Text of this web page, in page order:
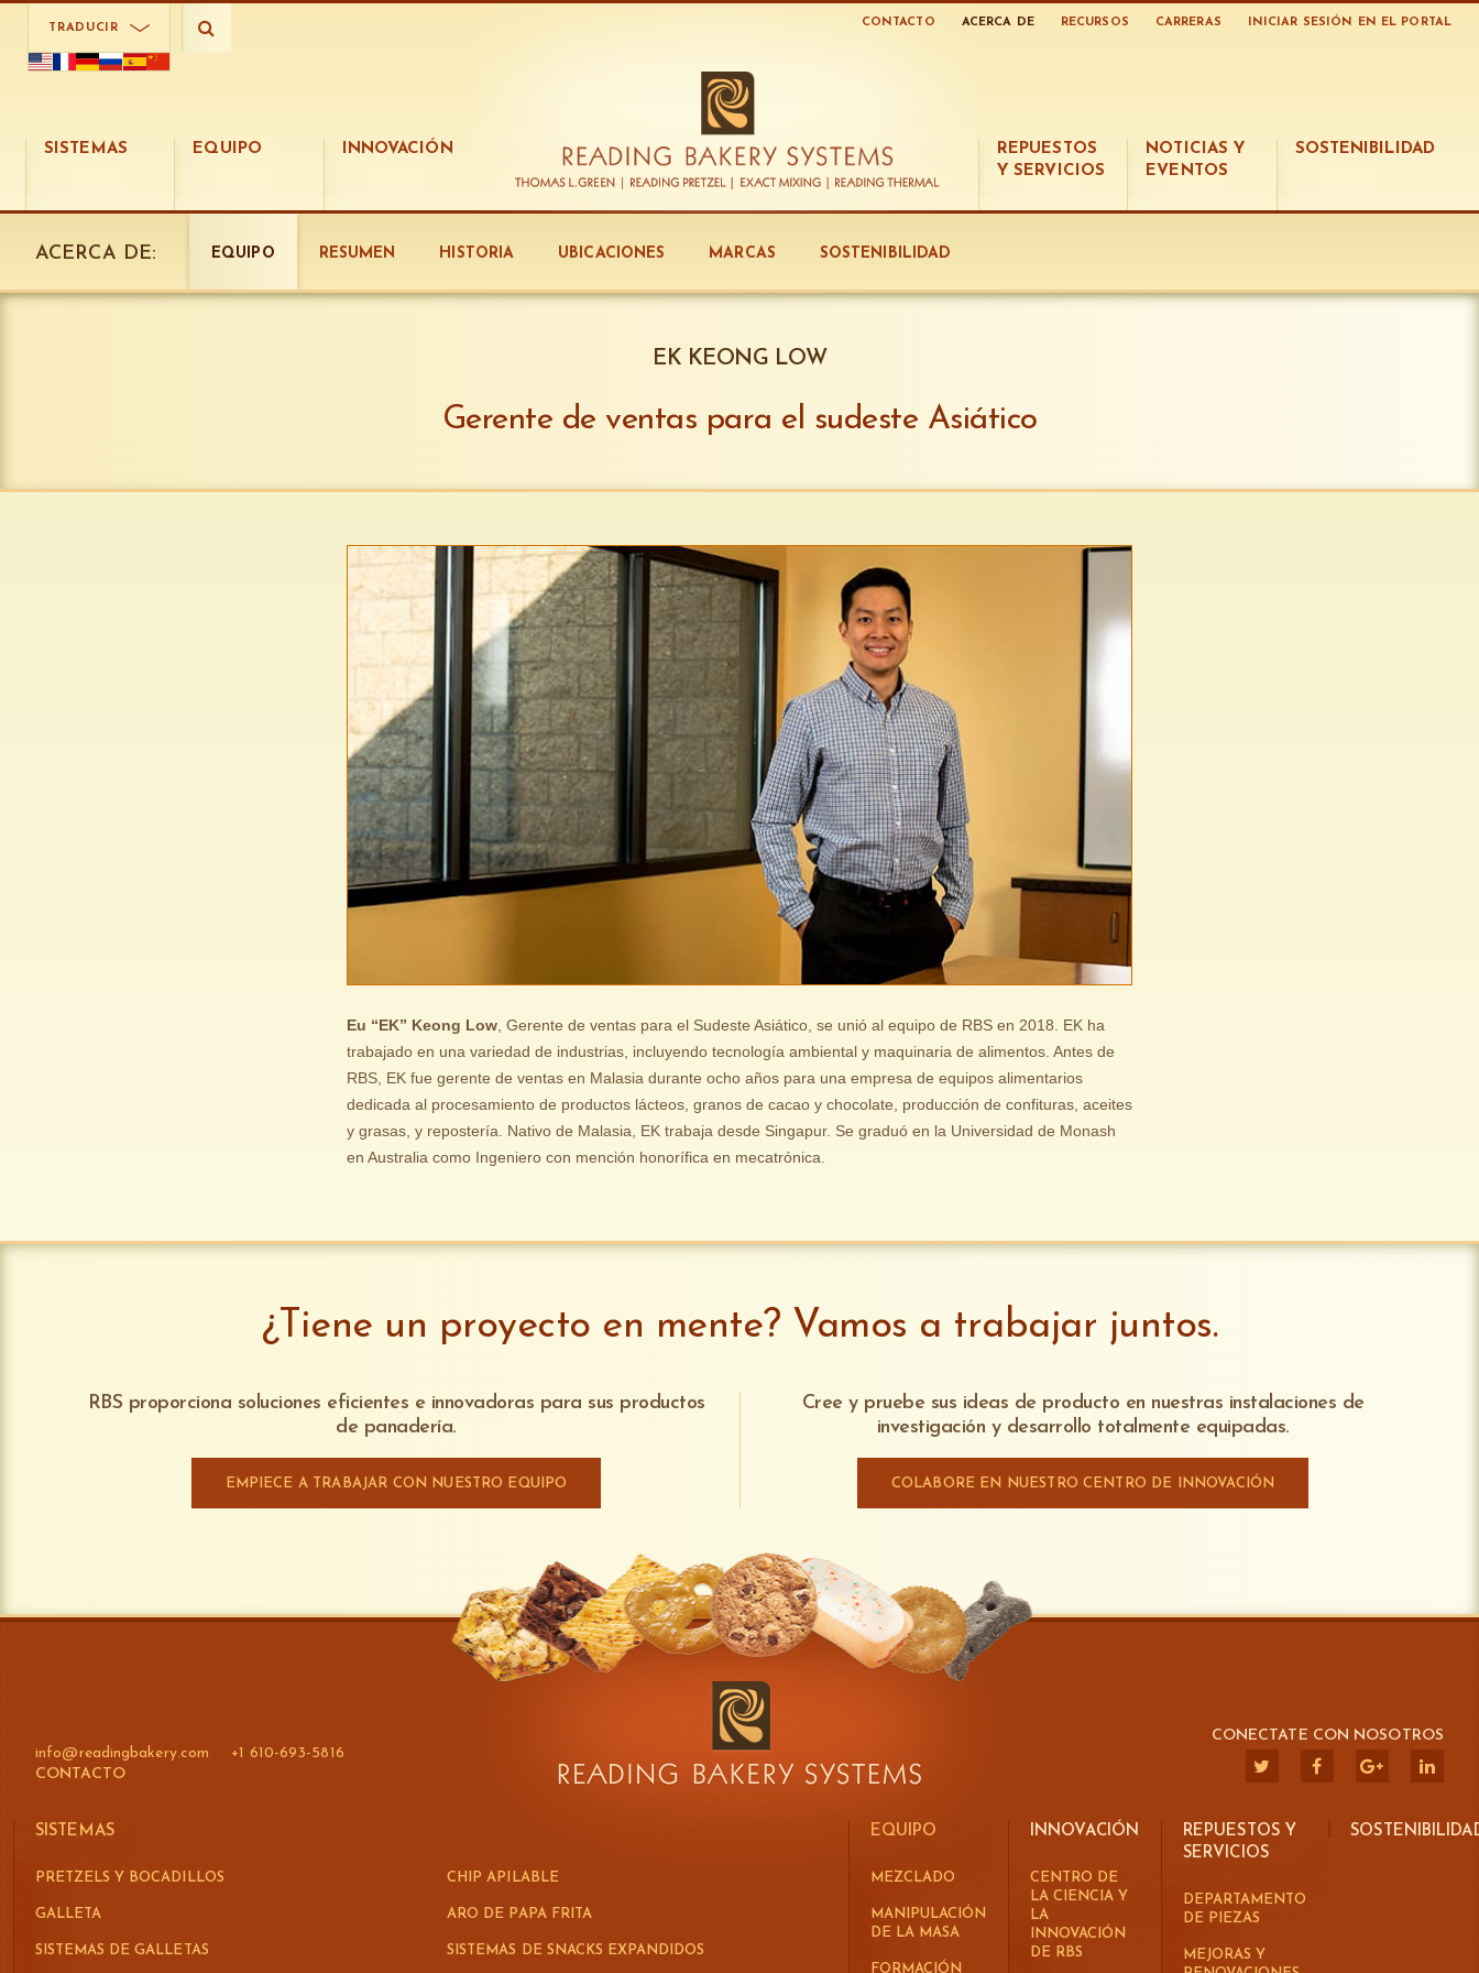
TRADUCIR CONTACTO ACERCA DE RECURSOS CARRERAS INICIAR SESIÓN EN EL PORTAL
SISTEMAS EQUIPO INNOVACIÓN
REPUESTOS
Y SERVICIOS
NOTICIAS Y
EVENTOS
SOSTENIBILIDAD
ACERCA DE: RESUMEN
EQUIPO HISTORIA UBICACIONES MARCAS SOSTENIBILIDAD
EK KEONG LOW
Gerente de ventas para el sudeste Asiático
Eu “EK” Keong Low, Gerente de ventas para el Sudeste Asiático, se unió al equipo de RBS en 2018. EK ha
trabajado en una variedad de industrias, incluyendo tecnología ambiental y maquinaria de alimentos. Antes de
RBS, EK fue gerente de ventas en Malasia durante ocho años para una empresa de equipos alimentarios
dedicada al procesamiento de productos lácteos, granos de cacao y chocolate, producción de confituras, aceites
y grasas, y repostería. Nativo de Malasia, EK trabaja desde Singapur. Se graduó en la Universidad de Monash
en Australia como Ingeniero con mención honorífica en mecatrónica.
¿Tiene un proyecto en mente? Vamos a trabajar juntos.
RBS proporciona soluciones eficientes e innovadoras para sus productos
de panadería.
EMPIECE A TRABAJAR CON NUESTRO EQUIPO
Cree y pruebe sus ideas de producto en nuestras instalaciones de
investigación y desarrollo totalmente equipadas.
COLABORE EN NUESTRO CENTRO DE INNOVACIÓN
info@readingbakery.com
+1 610-693-5816
CONTACTO
CONECTATE CON NOSOTROS
SISTEMAS
PRETZELS Y BOCADILLOS
GALLETA
SISTEMAS DE GALLETAS
CHIP APILABLE
ARO DE PAPA FRITA
SISTEMAS DE SNACKS EXPANDIDOS
EQUIPO
MEZCLADO
MANIPULACIÓN
DE LA MASA
FORMACIÓN
INNOVACIÓN
CENTRO DE
LA CIENCIA Y
LA
INNOVACIÓN
DE RBS
REPUESTOS Y
SERVICIOS
DEPARTAMENTO
DE PIEZAS
MEJORAS Y